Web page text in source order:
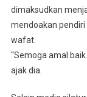
dimaksudkan
mendoakan pendiri
wafat.
“Semoga amal
ajak dia.